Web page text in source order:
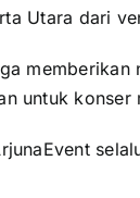
Utara dari
untuk